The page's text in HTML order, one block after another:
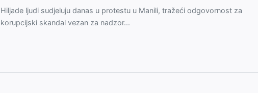
Hiljade ljudi sudjeluju danas u protestu u Manili, tražeći odgovornost za
korupcijski skandal vezan za nadzor...